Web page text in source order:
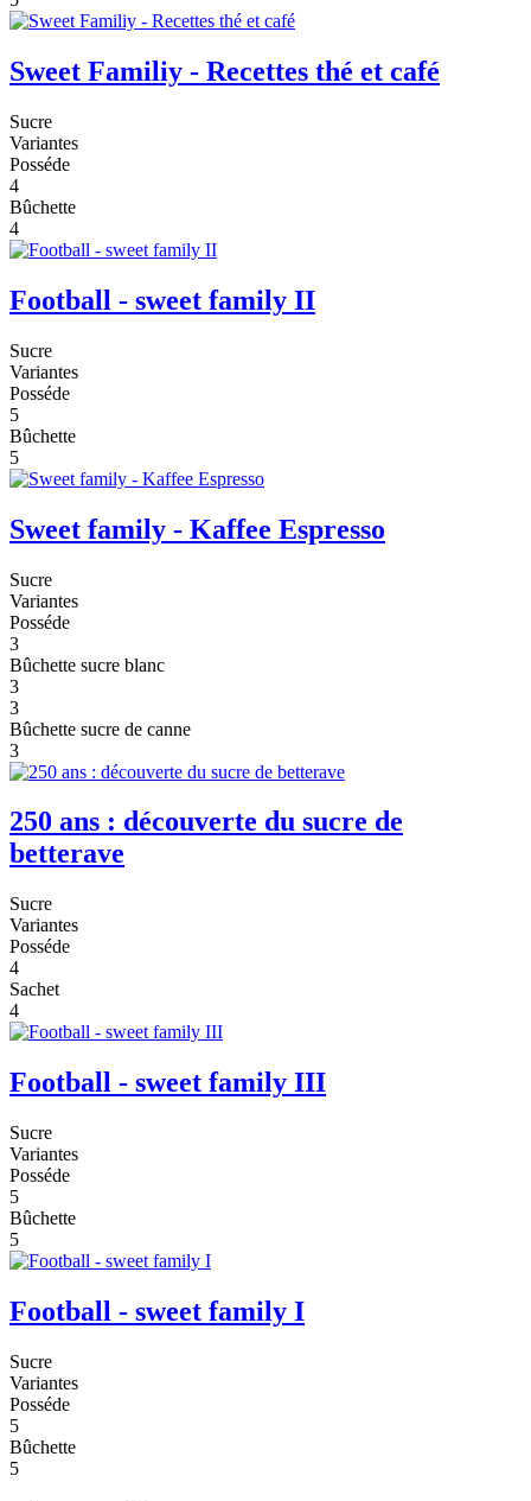
Sweet Familiy - Recettes thé et café
Sucre
Variantes
Posséde
4
Bûchette
4
Football - sweet family II
Sucre
Variantes
Posséde
5
Bûchette
5
Sweet family - Kaffee Espresso
Sucre
Variantes
Posséde
3
Bûchette sucre blanc
3
3
Bûchette sucre de canne
3
250 ans : découverte du sucre de
betterave
Sucre
Variantes
Posséde
4
Sachet
4
Football - sweet family III
Sucre
Variantes
Posséde
5
Bûchette
5
Football - sweet family I
Sucre
Variantes
Posséde
5
Bûchette
5